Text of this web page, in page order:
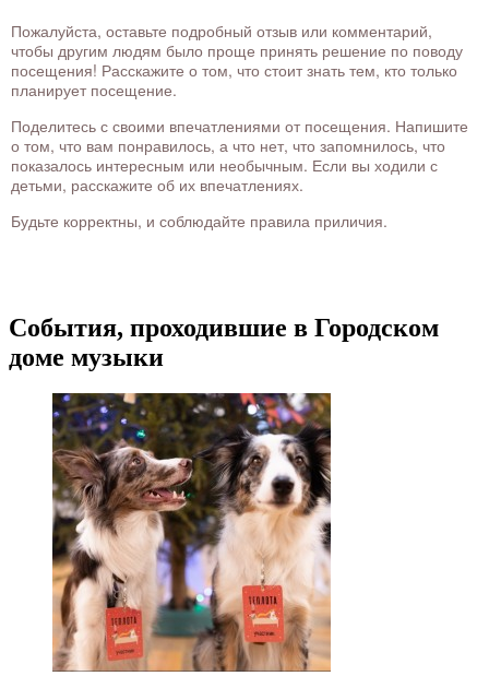
Пожалуйста, оставьте подробный отзыв или комментарий,
чтобы другим людям было проще принять решение по поводу
посещения! Расскажите о том, что стоит знать тем, кто только
планирует посещение.
Поделитесь с своими впечатлениями от посещения. Напишите
о том, что вам понравилось, а что нет, что запомнилось, что
показалось интересным или необычным. Если вы ходили с
детьми, расскажите об их впечатлениях.
Будьте корректны, и соблюдайте правила приличия.
События, проходившие в Городском
доме музыки